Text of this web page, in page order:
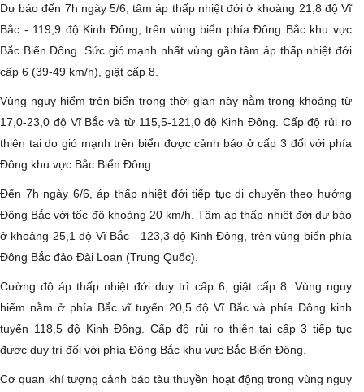
Dự báo đến 7h ngày 5/6, tâm áp thấp nhiệt đới ở khoảng 21,8 độ Vĩ
Bắc - 119,9 độ Kinh Đông, trên vùng biển phía Đông Bắc khu vực
Bắc Biển Đông. Sức gió mạnh nhất vùng gần tâm áp thấp nhiệt đới
cấp 6 (39-49 km/h), giật cấp 8.
Vùng nguy hiểm trên biển trong thời gian này nằm trong khoảng từ
17,0-23,0 độ Vĩ Bắc và từ 115,5-121,0 độ Kinh Đông. Cấp độ rủi ro
thiên tai do gió mạnh trên biển được cảnh báo ở cấp 3 đối với phía
Đông khu vực Bắc Biển Đông.
Đến 7h ngày 6/6, áp thấp nhiệt đới tiếp tục di chuyển theo hướng
Đông Bắc với tốc độ khoảng 20 km/h. Tâm áp thấp nhiệt đới dự báo
ở khoảng 25,1 độ Vĩ Bắc - 123,3 độ Kinh Đông, trên vùng biển phía
Đông Bắc đảo Đài Loan (Trung Quốc).
Cường độ áp thấp nhiệt đới duy trì cấp 6, giật cấp 8. Vùng nguy
hiểm nằm ở phía Bắc vĩ tuyến 20,5 độ Vĩ Bắc và phía Đông kinh
tuyến 118,5 độ Kinh Đông. Cấp độ rủi ro thiên tai cấp 3 tiếp tục
được duy trì đối với phía Đông Bắc khu vực Bắc Biển Đông.
Cơ quan khí tượng cảnh báo tàu thuyền hoạt động trong vùng nguy